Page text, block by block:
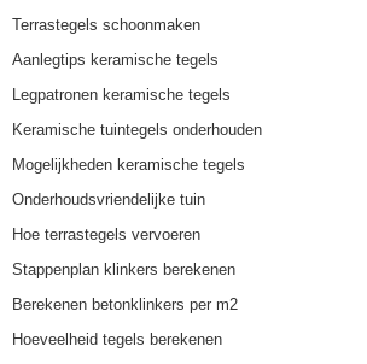
Terrastegels schoonmaken
Aanlegtips keramische tegels
Legpatronen keramische tegels
Keramische tuintegels onderhouden
Mogelijkheden keramische tegels
Onderhoudsvriendelijke tuin
Hoe terrastegels vervoeren
Stappenplan klinkers berekenen
Berekenen betonklinkers per m2
Hoeveelheid tegels berekenen